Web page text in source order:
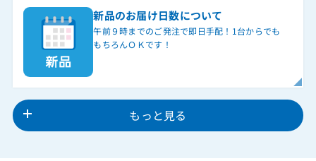
新品のお届け日数について
午前９時までのご発注で即日手配！1台からでも
もちろんＯＫです！
もっと見る